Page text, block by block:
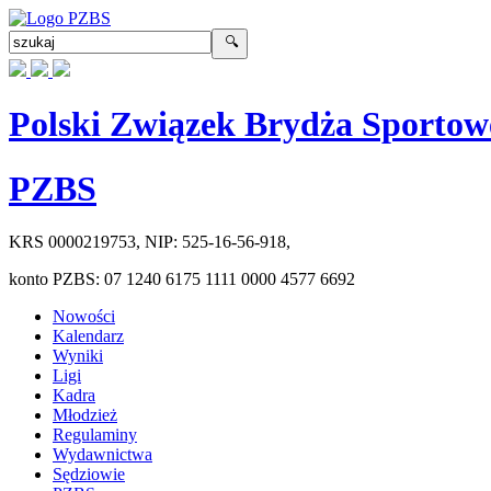
Polski Związek Brydża
PZBS
KRS 0000219753, NIP: 525-16-56-918,
konto PZBS: 07 1240 6175 1111 0000 4577 6692
Nowości
Kalendarz
Wyniki
Ligi
Kadra
Młodzież
Regulaminy
Wydawnictwa
Sędziowie